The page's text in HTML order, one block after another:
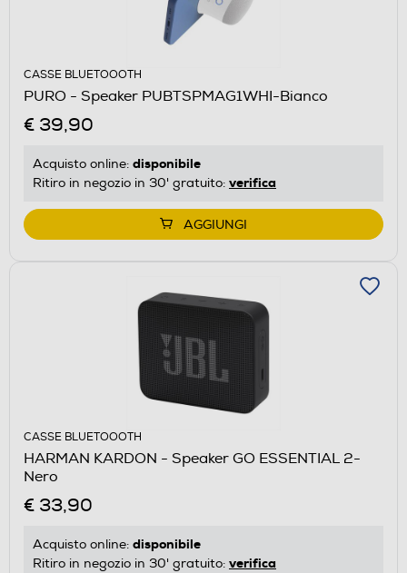
CASSE BLUETOOOTH
PURO - Speaker PUBTSPMAG1WHI-Bianco
€ 39,90
Acquisto online: disponibile
Ritiro in negozio in 30' gratuito: verifica
AGGIUNGI
CASSE BLUETOOOTH
HARMAN KARDON - Speaker GO ESSENTIAL 2-
Nero
€ 33,90
Acquisto online: disponibile
Ritiro in negozio in 30' gratuito: verifica